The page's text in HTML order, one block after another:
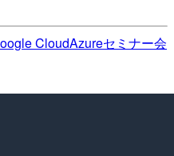
CloudAzureセミナー会